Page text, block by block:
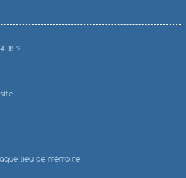
18 ?
lieu de mémoire